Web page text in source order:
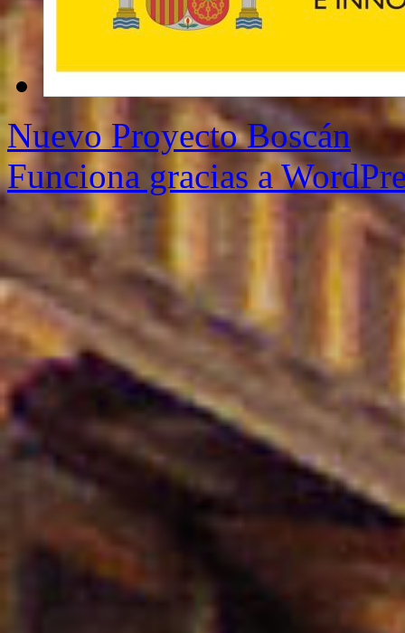
Nuevo Proyecto Boscán
Funciona gracias a